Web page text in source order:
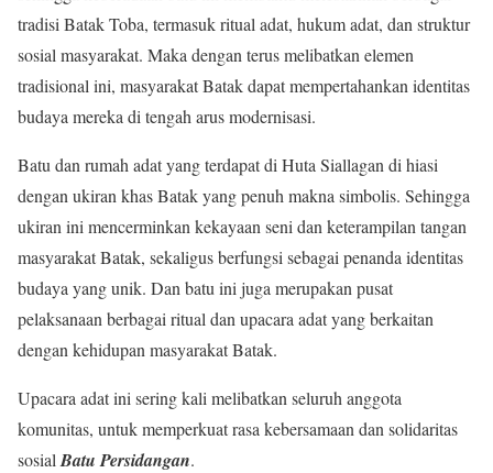
tradisi Batak Toba, termasuk ritual adat, hukum adat, dan struktur
sosial masyarakat. Maka dengan terus melibatkan elemen
tradisional ini, masyarakat Batak dapat mempertahankan identitas
budaya mereka di tengah arus modernisasi.
Batu dan rumah adat yang terdapat di Huta Siallagan di hiasi
dengan ukiran khas Batak yang penuh makna simbolis. Sehingga
ukiran ini mencerminkan kekayaan seni dan keterampilan tangan
masyarakat Batak, sekaligus berfungsi sebagai penanda identitas
budaya yang unik. Dan batu ini juga merupakan pusat
pelaksanaan berbagai ritual dan upacara adat yang berkaitan
dengan kehidupan masyarakat Batak.
Upacara adat ini sering kali melibatkan seluruh anggota
komunitas, untuk memperkuat rasa kebersamaan dan solidaritas
sosial Batu Persidangan.